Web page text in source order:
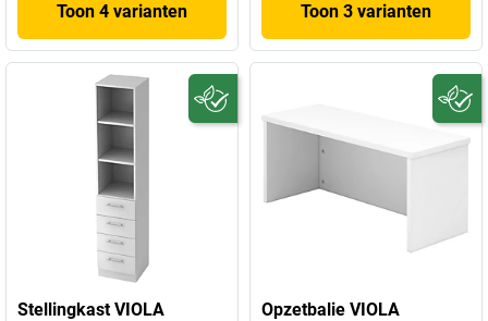
Toon 4 varianten Toon 3 varianten
Stellingkast VIOLA Opzetbalie VIOLA